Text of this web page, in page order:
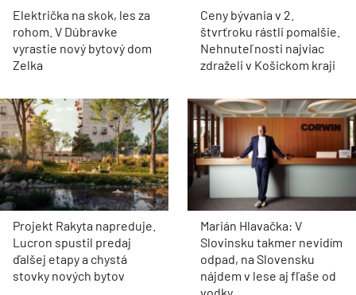
Električka na skok, les za
rohom. V Dúbravke
vyrastie nový bytový dom
Zelka
Ceny bývania v 2.
štvrťroku rástli pomalšie.
Nehnuteľnosti najviac
zdraželi v Košickom kraji
Projekt Rakyta napreduje.
Lucron spustil predaj
ďalšej etapy a chystá
stovky nových bytov
Marián Hlavačka: V
Slovinsku takmer nevidím
odpad, na Slovensku
nájdem v lese aj fľaše od